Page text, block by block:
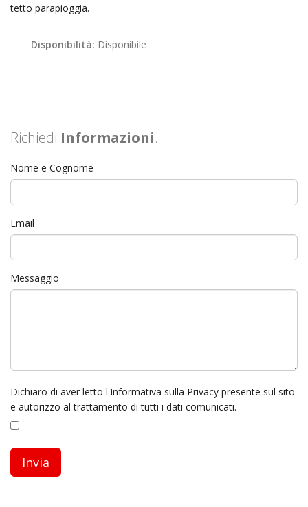
tetto parapioggia.
Disponibilità: Disponibile
Richiedi Informazioni.
Nome e Cognome
Email
Messaggio
Dichiaro di aver letto l'Informativa sulla Privacy presente sul sito
e autorizzo al trattamento di tutti i dati comunicati.